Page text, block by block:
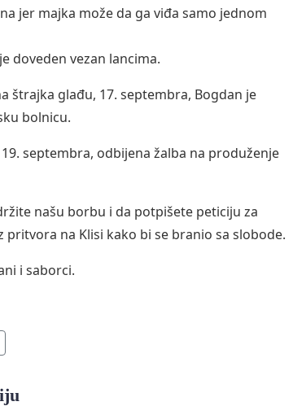
jer majka može da ga viđa samo jednom
doveden vezan lancima.
štrajka glađu, 17. septembra, Bogdan je
bolnicu.
septembra, odbijena žalba na produženje
našu borbu i da potpišete peticiju za
pritvora na Klisi kako bi se branio sa slobode.
i saborci.